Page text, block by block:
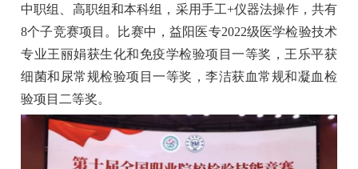
中职组、高职组和本科组，采用手工+仪器法操作，共有
8个子竞赛项目。比赛中，益阳医专2022级医学检验技术
专业王丽娟获生化和免疫学检验项目一等奖，王乐平获
细菌和尿常规检验项目一等奖，李洁获血常规和凝血检
验项目二等奖。